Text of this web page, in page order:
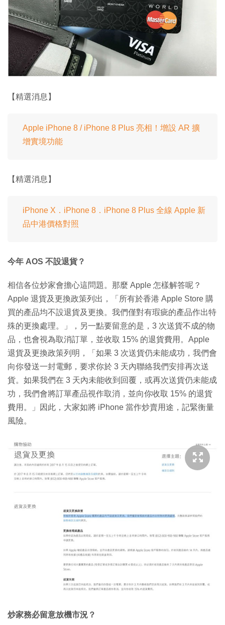
【精選消息】
Apple iPhone 8 / iPhone 8 Plus 亮相！增設 AR 擴
增實境功能
【精選消息】
iPhone X．iPhone 8．iPhone 8 Plus 全線 Apple 新
品中港價格對照
今年 AOS 不設退貨？
相信各位炒家會擔心這問題。那麼 Apple 怎樣解答呢？
Apple 退貨及更換政策列出，「所有於香港 Apple Store 購
買的產品均不設退貨及更換。我們僅對有瑕疵的產品作出特
殊的更換處理。」，另一點要留意的是，3 次送貨不成的物
品，也會視為取消訂單，並收取 15% 的退貨費用。Apple
退貨及更換政策列明，「如果 3 次送貨仍未能成功，我們會
向你發送一封電郵，要求你於 3 天內聯絡我們安排再次送
貨。如果我們在 3 天內未能收到回覆，或再次送貨仍未能成
功，我們會將訂單產品視作取消，並向你收取 15% 的退貨
費用。」因此，大家如將 iPhone 當作炒賣用途，記緊衡量
風險。
炒家務必留意放機市況？